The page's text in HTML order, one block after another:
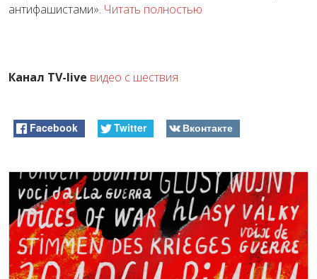
антифашистами». Читать полностью
Канал TV-live видео с шествия
Facebook Twitter Вконтакте